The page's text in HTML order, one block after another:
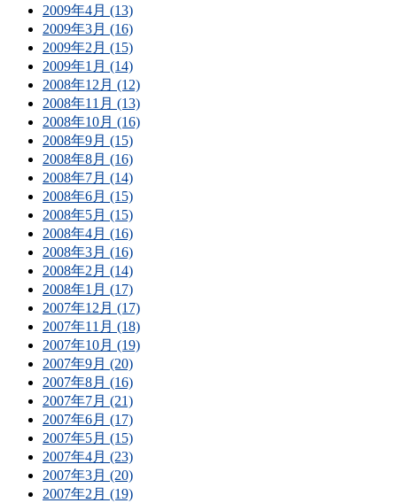
2009年4月 (13)
2009年3月 (16)
2009年2月 (15)
2009年1月 (14)
2008年12月 (12)
2008年11月 (13)
2008年10月 (16)
2008年9月 (15)
2008年8月 (16)
2008年7月 (14)
2008年6月 (15)
2008年5月 (15)
2008年4月 (16)
2008年3月 (16)
2008年2月 (14)
2008年1月 (17)
2007年12月 (17)
2007年11月 (18)
2007年10月 (19)
2007年9月 (20)
2007年8月 (16)
2007年7月 (21)
2007年6月 (17)
2007年5月 (15)
2007年4月 (23)
2007年3月 (20)
2007年2月 (19)